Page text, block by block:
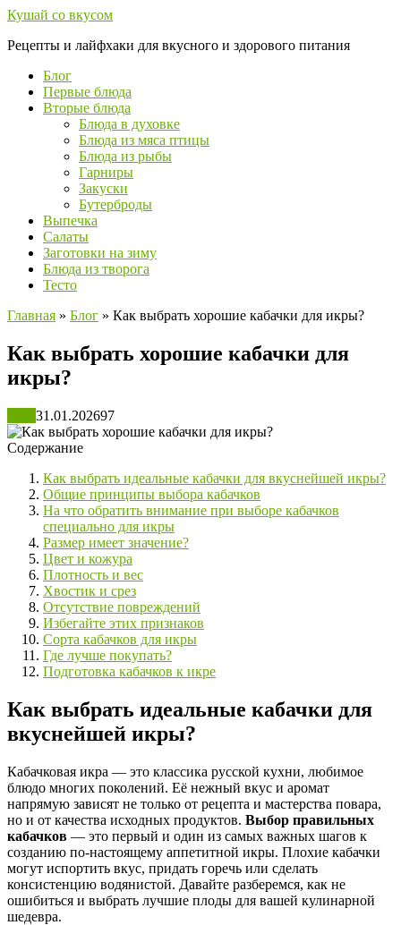
Перейти
контенту
Кушай со вкусом
Рецепты и лайфхаки для вкусного и здорового питания
Блог
Первые блюда
Вторые блюда
Блюда в духовке
Блюда из мяса птицы
Блюда из рыбы
Гарниры
Закуски
Бутерброды
Выпечка
Салаты
Заготовки на зиму
Блюда из творога
Тесто
Главная » Блог » Как выбрать хорошие кабачки для икры?
Как выбрать хорошие кабачки для
икры?
31.01.202697
Содержание
Как выбрать идеальные кабачки для вкуснейшей икры?
Общие принципы выбора кабачков
На что обратить внимание при выборе кабачков
специально для икры
Размер имеет значение?
Цвет и кожура
Плотность и вес
Хвостик и срез
Отсутствие повреждений
Избегайте этих признаков
Сорта кабачков для икры
Где лучше покупать?
Подготовка кабачков к икре
Как выбрать идеальные кабачки для
вкуснейшей икры?
Кабачковая икра — это классика русской кухни, любимое
блюдо многих поколений. Её нежный вкус и аромат
напрямую зависят не только от рецепта и мастерства повара,
но и от качества исходных продуктов. Выбор правильных
кабачков — это первый и один из самых важных шагов к
созданию по-настоящему аппетитной икры. Плохие кабачки
могут испортить вкус, придать горечь или сделать
консистенцию водянистой. Давайте разберемся, как не
ошибиться и выбрать лучшие плоды для вашей кулинарной
шедевра.